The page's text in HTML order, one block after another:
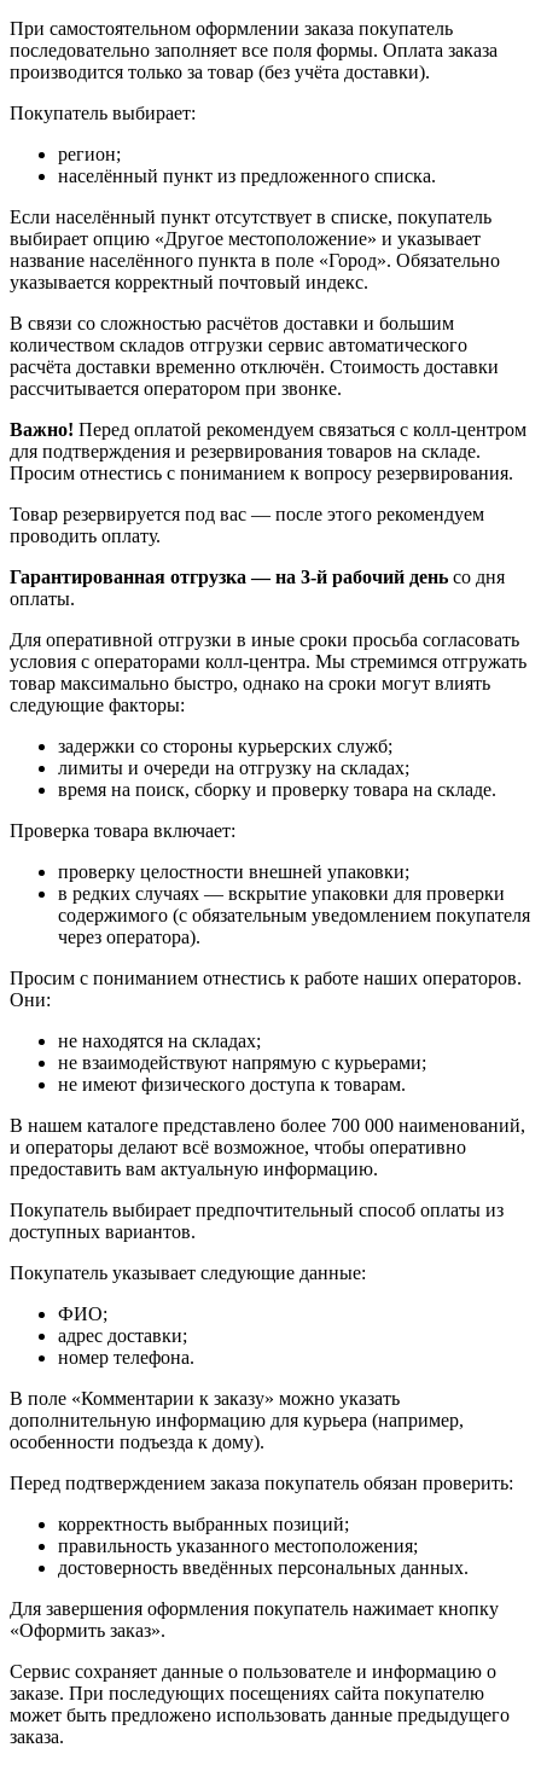
При самостоятельном оформлении заказа покупатель
последовательно заполняет все поля формы. Оплата заказа
производится только за товар (без учёта доставки).
Покупатель выбирает:
регион;
населённый пункт из предложенного списка.
Если населённый пункт отсутствует в списке, покупатель
выбирает опцию «Другое местоположение» и указывает
название населённого пункта в поле «Город». Обязательно
указывается корректный почтовый индекс.
В связи со сложностью расчётов доставки и большим
количеством складов отгрузки сервис автоматического
расчёта доставки временно отключён. Стоимость доставки
рассчитывается оператором при звонке.
Важно! Перед оплатой рекомендуем связаться с колл‑центром
для подтверждения и резервирования товаров на складе.
Просим отнестись с пониманием к вопросу резервирования.
Товар резервируется под вас — после этого рекомендуем
проводить оплату.
Гарантированная отгрузка — на 3‑й рабочий день со дня
оплаты.
Для оперативной отгрузки в иные сроки просьба согласовать
условия с операторами колл‑центра. Мы стремимся отгружать
товар максимально быстро, однако на сроки могут влиять
следующие факторы:
задержки со стороны курьерских служб;
лимиты и очереди на отгрузку на складах;
время на поиск, сборку и проверку товара на складе.
Проверка товара включает:
проверку целостности внешней упаковки;
в редких случаях — вскрытие упаковки для проверки
содержимого (с обязательным уведомлением покупателя
через оператора).
Просим с пониманием отнестись к работе наших операторов.
Они:
не находятся на складах;
не взаимодействуют напрямую с курьерами;
не имеют физического доступа к товарам.
В нашем каталоге представлено более 700 000 наименований,
и операторы делают всё возможное, чтобы оперативно
предоставить вам актуальную информацию.
Покупатель выбирает предпочтительный способ оплаты из
доступных вариантов.
Покупатель указывает следующие данные:
ФИО;
адрес доставки;
номер телефона.
В поле «Комментарии к заказу» можно указать
дополнительную информацию для курьера (например,
особенности подъезда к дому).
Перед подтверждением заказа покупатель обязан проверить:
корректность выбранных позиций;
правильность указанного местоположения;
достоверность введённых персональных данных.
Для завершения оформления покупатель нажимает кнопку
«Оформить заказ».
Сервис сохраняет данные о пользователе и информацию о
заказе. При последующих посещениях сайта покупателю
может быть предложено использовать данные предыдущего
заказа.